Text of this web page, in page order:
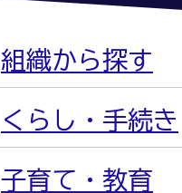
組織から探す
くらし・手続き
子育て・教育